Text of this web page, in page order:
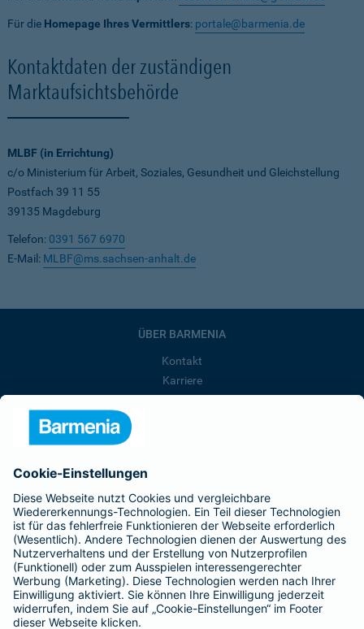
Für die Homepage Ihres Vermittlers: portale@barmenia.de
Kontaktdaten der zuständigen
Marktaufsichtsbehörde
MLBF (in Errichtung)
c/o Ministerium für Arbeit, Soziales, Gesundheit und Gleichstellung
Postfach 39 11 55
39135 Magdeburg
Telefon: 0391 567 6970
E-Mail: MLBF@ms.sachsen-anhalt.de
ÜBER BARMENIA
Kontakt
Karriere
Presse
Barmenia ist Teil der BarmeniaGothaer
BELIEBTE SEITEN
Kranken-Zusatzversicherung
Tierversicherungen
Haftpflichtversicherung
Hausratversicherung